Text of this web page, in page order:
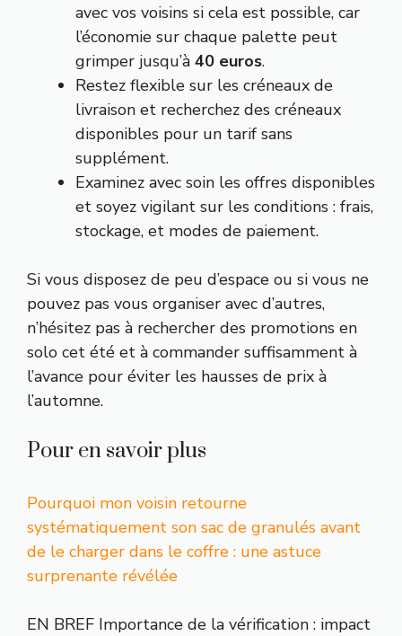
avec vos voisins si cela est possible, car
l’économie sur chaque palette peut
grimper jusqu’à 40 euros.
Restez flexible sur les créneaux de
livraison et recherchez des créneaux
disponibles pour un tarif sans
supplément.
Examinez avec soin les offres disponibles
et soyez vigilant sur les conditions : frais,
stockage, et modes de paiement.
Si vous disposez de peu d’espace ou si vous ne
pouvez pas vous organiser avec d’autres,
n’hésitez pas à rechercher des promotions en
solo cet été et à commander suffisamment à
l’avance pour éviter les hausses de prix à
l’automne.
Pour en savoir plus
Pourquoi mon voisin retourne
systématiquement son sac de granulés avant
de le charger dans le coffre : une astuce
surprenante révélée
EN BREF Importance de la vérification : impact